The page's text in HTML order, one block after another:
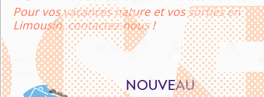
Pour vos vacances nature et vos sorties en
Limousin, contactez-nous !
NOUVEAU